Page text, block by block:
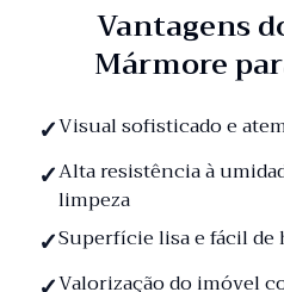
Vantagens
Mármore
Visual sofisticado e
Alta resistência à
limpeza
Superfície lisa e fácil
Valorização do imóvel